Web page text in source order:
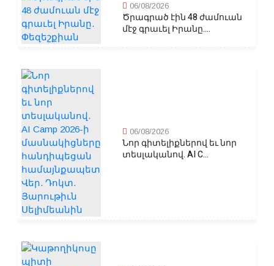
06/08/2026
Ծրագրած էին 48 ժամուան
մէջ գրաւել Իրանը....
06/08/2026
Նոր գիտելիքներով եւ նոր
տեսլականով. AI C...